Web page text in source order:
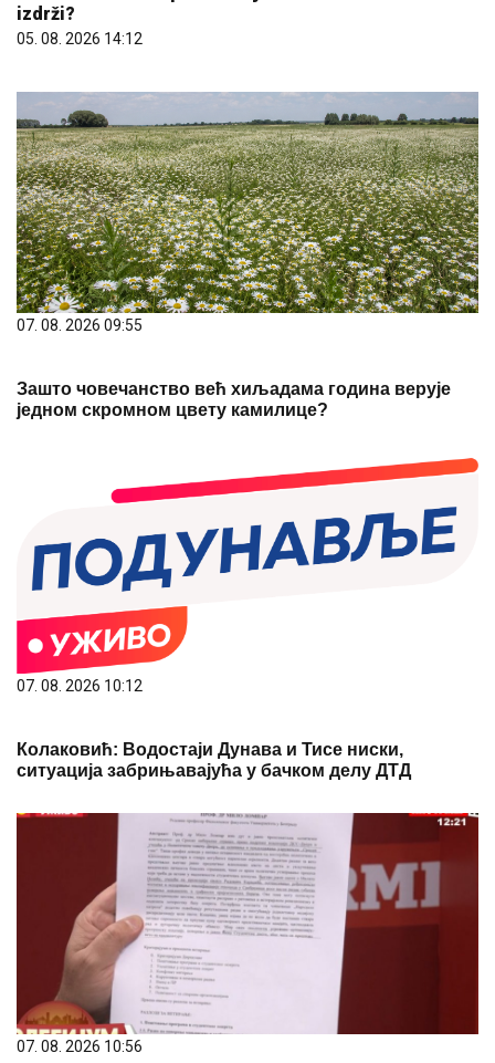
07. 08. 2026 09:55
Зашто човечанство већ хиљадама година верује
07. 08. 2026 10:12
Колаковић: Водостаји Дунава и Тисе ниски,
07. 08. 2026 10:56
Општа свађа међу студентима блокадерима: Вето